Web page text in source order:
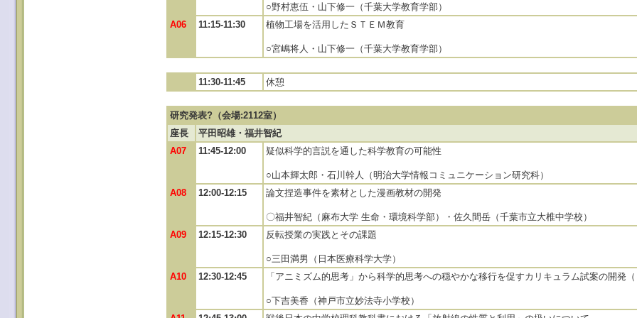
○野村恵伍・山下修一（千葉大学教育学部）
A06
11:15-11:30 植物工場を活用したＳＴＥＭ教育
○宮嶋将人・山下修一（千葉大学教育学部）
11:30-11:45 休憩
研究発表?（会場:2112室）
座長
平田昭雄・福井智紀
A07
11:45-12:00 疑似科学的言説を通した科学教育の可能性
○山本輝太郎・石川幹人（明治大学情報コミュニケーション研究科）
A08
12:00-12:15 論文捏造事件を素材とした漫画教材の開発
〇福井智紀（麻布大学 生命・環境科学部）・佐久間岳（千葉市立大椎中学校）
A09
12:15-12:30 反転授業の実践とその課題
○三田満男（日本医療科学大学）
A10
12:30-12:45 「アニミズム的思考」から科学的思考への穏やかな移行を促すカリキュラム試案の開発
○下吉美香（神戸市立妙法寺小学校）